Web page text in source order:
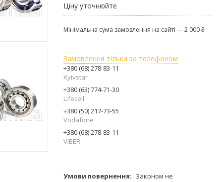
Ціну уточнюйте
Мінімальна сума замовлення на сайті — 2 000 ₴
Замовлення тільки за телефоном
+380 (68) 278-83-11
Kyivstar
+380 (63) 774-71-30
Lifecell
+380 (50) 217-73-55
Vodafone
+380 (68) 278-83-11
VIBER
Законом не